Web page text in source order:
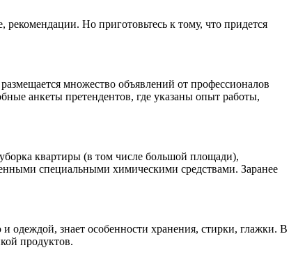
Но приготовьтесь к тому, что придется
множество объявлений от профессионалов
анкеты претендентов, где указаны опыт работы,
квартиры (в том числе большой площади),
специальными химическими средствами. Заранее
одеждой, знает особенности хранения, стирки, глажки. В
продуктов.